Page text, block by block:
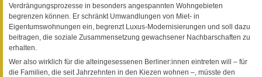
Verdrängungsprozesse in besonders angespannten Wohngebieten
begrenzen können. Er schränkt Umwandlungen von Miet- in
Eigentumswohnungen ein, begrenzt Luxus-Modernisierungen und soll dazu
beitragen, die soziale Zusammensetzung gewachsener Nachbarschaften zu
erhalten.
Wer also wirklich für die alteingesessenen Berliner:innen eintreten will – für
die Familien, die seit Jahrzehnten in den Kiezen wohnen –, müsste den